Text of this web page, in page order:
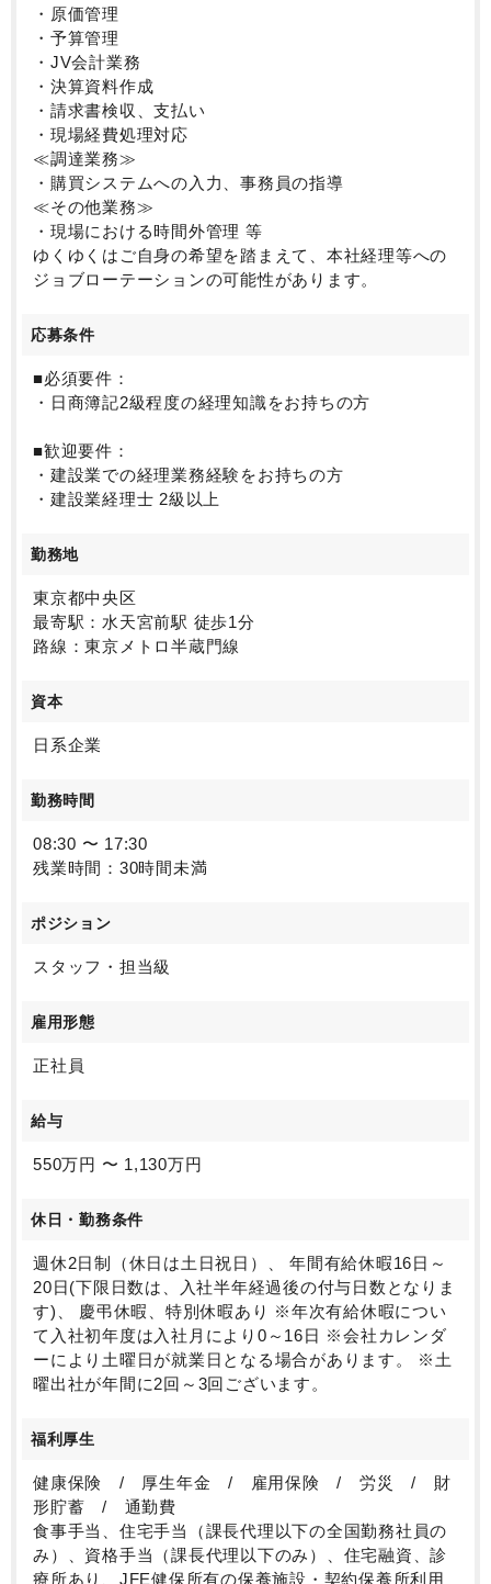
・原価管理
・予算管理
・JV会計業務
・決算資料作成
・請求書検収、支払い
・現場経費処理対応
≪調達業務≫
・購買システムへの入力、事務員の指導
≪その他業務≫
・現場における時間外管理 等
ゆくゆくはご自身の希望を踏まえて、本社経理等への
ジョブローテーションの可能性があります。
応募条件
■必須要件：
・日商簿記2級程度の経理知識をお持ちの方
■歓迎要件：
・建設業での経理業務経験をお持ちの方
・建設業経理士 2級以上
勤務地
東京都中央区
最寄駅：水天宮前駅 徒歩1分
路線：東京メトロ半蔵門線
資本
日系企業
勤務時間
08:30 〜 17:30
残業時間：30時間未満
ポジション
スタッフ・担当級
雇用形態
正社員
給与
550万円 〜 1,130万円
休日・勤務条件
週休2日制（休日は土日祝日）、 年間有給休暇16日～
20日(下限日数は、入社半年経過後の付与日数となりま
す)、 慶弔休暇、特別休暇あり ※年次有給休暇につい
て入社初年度は入社月により0～16日 ※会社カレンダ
ーにより土曜日が就業日となる場合があります。 ※土
曜出社が年間に2回～3回ございます。
福利厚生
健康保険 / 厚生年金 / 雇用保険 / 労災 / 財
形貯蓄 / 通勤費
食事手当、住宅手当（課長代理以下の全国勤務社員の
み）、資格手当（課長代理以下のみ）、住宅融資、診
療所あり、JFE健保所有の保養施設・契約保養所利用